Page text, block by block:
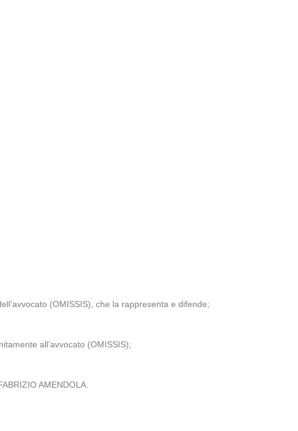
(OMISSIS), che la rappresenta e difende;
all’avvocato (OMISSIS);
AMENDOLA.